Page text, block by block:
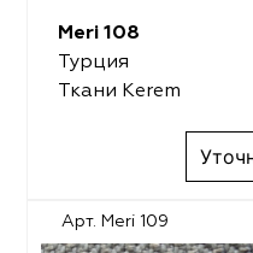
Meri 108
Турция
Ткани Kerem
Арт. Meri 109